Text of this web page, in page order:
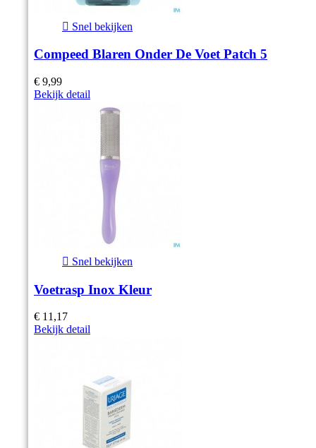
 Snel bekijken
Compeed Blaren Onder De Voet Patch 5
€ 9,99
Bekijk detail
 Snel bekijken
Voetrasp Inox Kleur
€ 11,17
Bekijk detail